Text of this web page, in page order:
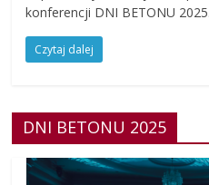
konferencji DNI BETONU 2025.
Czytaj dalej
DNI BETONU 2025